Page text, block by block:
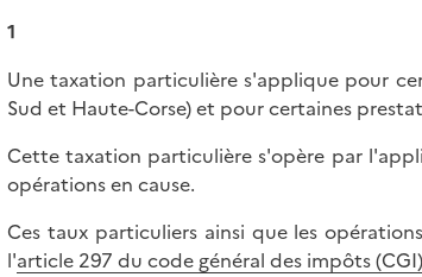
1
Une taxation particulière s'applique pour
Sud et Haute-Corse) et pour certaines
Cette taxation particulière s'opère par
opérations en cause.
Ces taux particuliers ainsi que les
l'article 297 du code général des impôts (CGI)